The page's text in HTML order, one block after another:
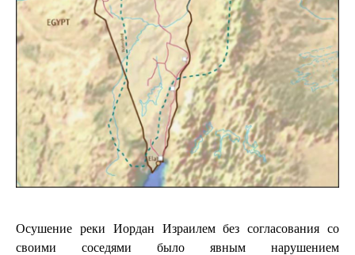
Осушение реки Иордан Израилем без согласования со
своими соседями было явным нарушением